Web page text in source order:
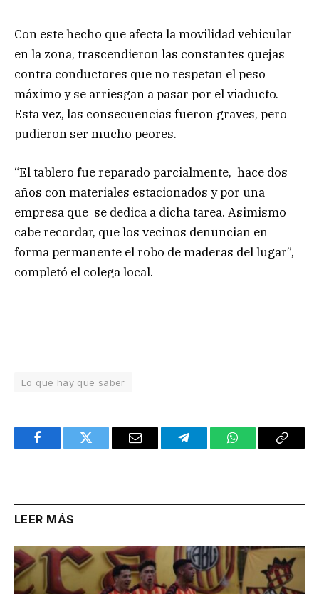
Con este hecho que afecta la movilidad vehicular
en la zona, trascendieron las constantes quejas
contra conductores que no respetan el peso
máximo y se arriesgan a pasar por el viaducto.
Esta vez, las consecuencias fueron graves, pero
pudieron ser mucho peores.
“El tablero fue reparado parcialmente, hace dos
años con materiales estacionados y por una
empresa que se dedica a dicha tarea. Asimismo
cabe recordar, que los vecinos denuncian en
forma permanente el robo de maderas del lugar”,
completó el colega local.
Lo que hay que saber
FacebookTwitter Email TelegramWhatsAppCopy
LEER MÁS